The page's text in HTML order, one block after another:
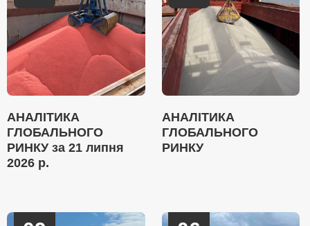
АНАЛІТИКА
ГЛОБАЛЬНОГО
РИНКУ за 21 липня
2026 р.
АНАЛІТИКА
ГЛОБАЛЬНОГО
РИНКУ